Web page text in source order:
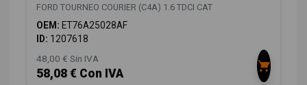
FORD TOURNEO COURIER (C4A) 1.6 TDCI CAT
OEM: ET76A25028AF
ID: 1207618
48,00 € Sin IVA
58,08 € Con IVA